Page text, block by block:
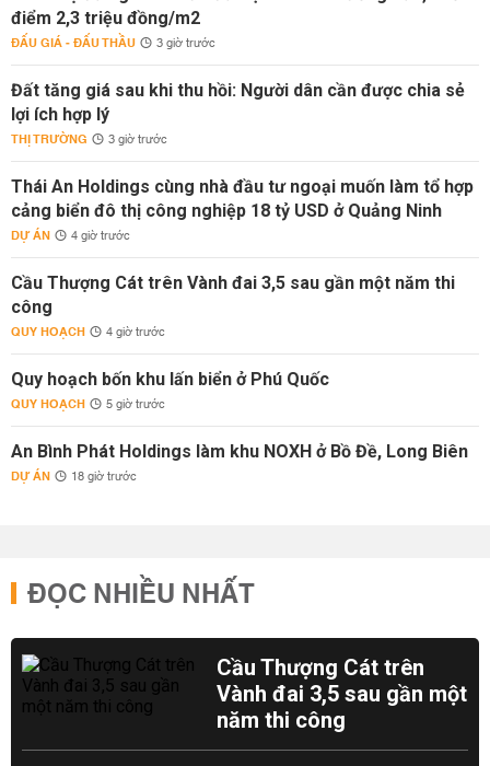
điểm 2,3 triệu đồng/m2
ĐẤU GIÁ - ĐẤU THẦU 3 giờ trước
Đất tăng giá sau khi thu hồi: Người dân cần được chia sẻ
lợi ích hợp lý
THỊ TRƯỜNG 3 giờ trước
Thái An Holdings cùng nhà đầu tư ngoại muốn làm tổ hợp
cảng biển đô thị công nghiệp 18 tỷ USD ở Quảng Ninh
DỰ ÁN 4 giờ trước
Cầu Thượng Cát trên Vành đai 3,5 sau gần một năm thi
công
QUY HOẠCH 4 giờ trước
Quy hoạch bốn khu lấn biển ở Phú Quốc
QUY HOẠCH 5 giờ trước
An Bình Phát Holdings làm khu NOXH ở Bồ Đề, Long Biên
DỰ ÁN 18 giờ trước
ĐỌC NHIỀU NHẤT
Cầu Thượng Cát trên
Vành đai 3,5 sau gần một
năm thi công